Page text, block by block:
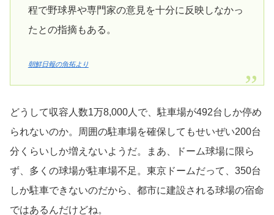
程で野球界や専門家の意見を十分に反映しなかっ
たとの指摘もある。
朝鮮日報の魚拓より
どうして収容人数1万8,000人で、駐車場が492台しか停め
られないのか。周囲の駐車場を確保してもせいぜい200台
分くらいしか増えないようだ。まあ、ドーム球場に限ら
ず、多くの球場が駐車場不足。東京ドームだって、350台
しか駐車できないのだから、都市に建設される球場の宿命
ではあるんだけどね。